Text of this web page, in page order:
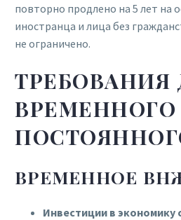
повторно продлено на 5 лет на
иностранца и лица без
не ограничено.
ТРЕБОВАНИЯ
ВРЕМЕННОГО
ВРЕМЕННОЕ
Инвестиции в экономику